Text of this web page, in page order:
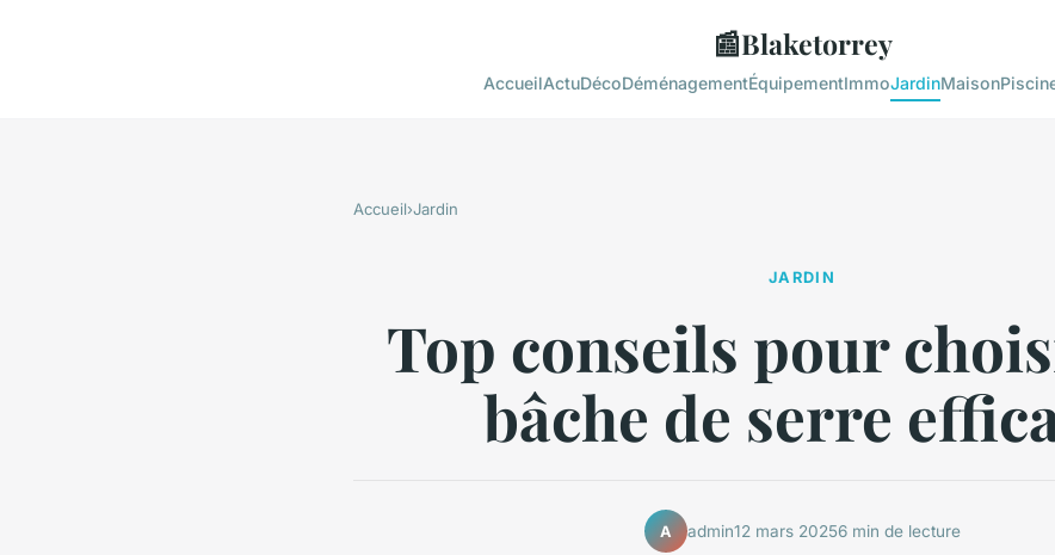
📰Blaketorrey
AccueilActuDécoDéménagementÉquipementImmoJardinMaison
Accueil›Jardin
JARDIN
Top conseils pour
bâche de serre
A admin12 mars 20256 min de lecture